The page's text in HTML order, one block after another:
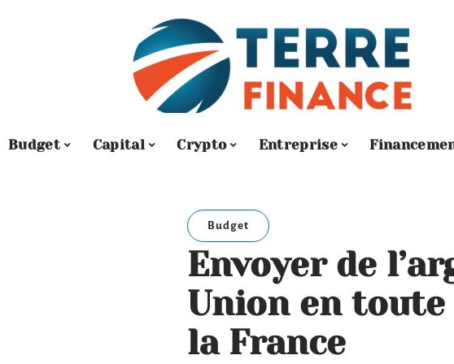
Budget Capital Crypto Entreprise
Budget
Envoyer de
Union en
la France